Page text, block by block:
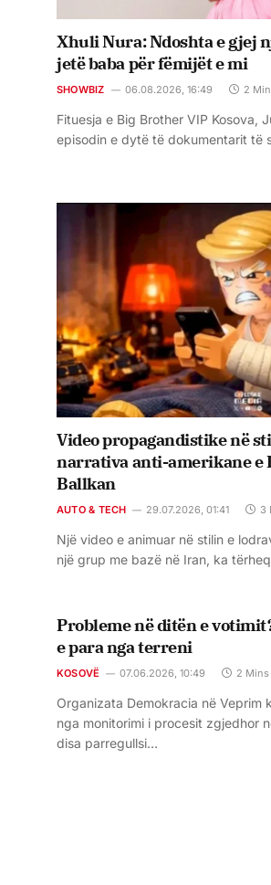
Xhuli Nura: Ndoshta e gjej
jetë baba për fëmijët e mi
SHOWBIZ 06.08.2026, 16:49 2
Fituesja e Big Brother VIP Kosova,
episodin e dytë të dokumentarit të
Video propagandistike në
narrativa anti-amerikane
Ballkan
AUTO & TECH 29.07.2026, 01:41 3
Një video e animuar në stilin e
një grup me bazë në Iran, ka
Probleme në ditën e
e para nga terreni
KOSOVË 07.06.2026, 10:49 2 Mins
Organizata Demokracia në Veprim
nga monitorimi i procesit zgjedhor
disa parregullsi…